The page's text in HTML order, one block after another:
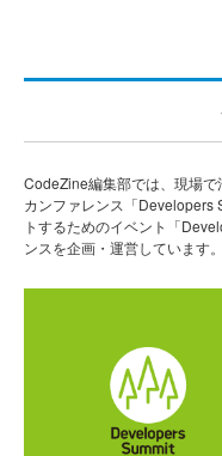
CodeZine編集部では、現場
カンファレンス「Developers
トするためのイベント「
ンスを企画・運営しています。